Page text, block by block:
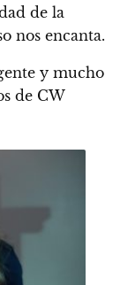
de la
nos encanta.
y mucho
de CW